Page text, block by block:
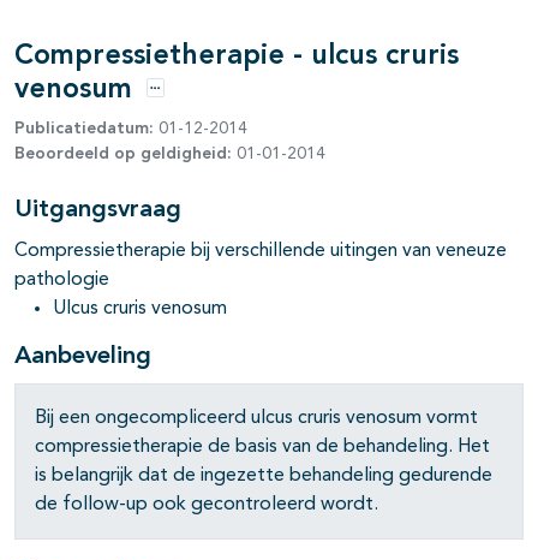
Compressietherapie - ulcus cruris
venosum
Opties
Publicatiedatum: 01-12-2014
Beoordeeld op geldigheid: 01-01-2014
Uitgangsvraag
Compressietherapie bij verschillende uitingen van veneuze
pathologie
Ulcus cruris venosum
Aanbeveling
Bij een ongecompliceerd ulcus cruris venosum vormt
compressietherapie de basis van de behandeling. Het
is belangrijk dat de ingezette behandeling gedurende
de follow-up ook gecontroleerd wordt.